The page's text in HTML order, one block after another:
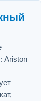
Ariston